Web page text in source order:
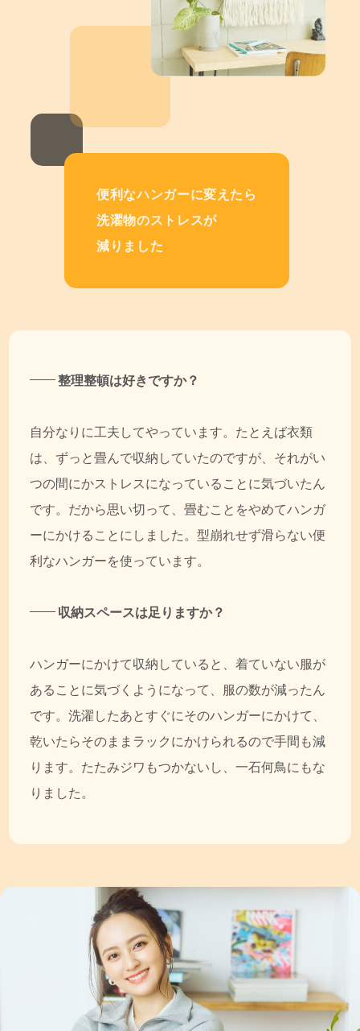
便利なハンガーに変えたら
洗濯物のストレスが
減りました
整理整頓は好きですか？
自分なりに工夫してやっています。たとえば衣類
は、ずっと畳んで収納していたのですが、それがい
つの間にかストレスになっていることに気づいたん
です。だから思い切って、畳むことをやめてハンガ
ーにかけることにしました。型崩れせず滑らない便
利なハンガーを使っています。
収納スペースは足りますか？
ハンガーにかけて収納していると、着ていない服が
あることに気づくようになって、服の数が減ったん
です。洗濯したあとすぐにそのハンガーにかけて、
乾いたらそのままラックにかけられるので手間も減
ります。たたみジワもつかないし、一石何鳥にもな
りました。